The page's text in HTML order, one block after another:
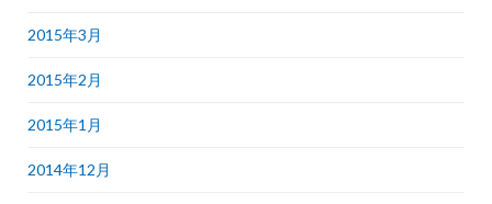
2015年3月
2015年2月
2015年1月
2014年12月